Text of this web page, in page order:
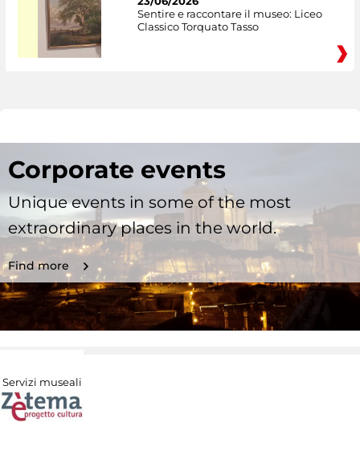
Sentire e raccontare il museo: Liceo
Classico Torquato Tasso
Corporate events
Unique events in some of the most
extraordinary places in the world.
Find more
Servizi museali